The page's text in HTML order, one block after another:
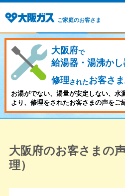
ご家庭のお客さま
大阪府で
給湯器・湯沸かし
修理されたお客さま
お湯がでない、湯量が安定しない、水
より、修理をされたお客さまの声をご
大阪府のお客さまの
理）